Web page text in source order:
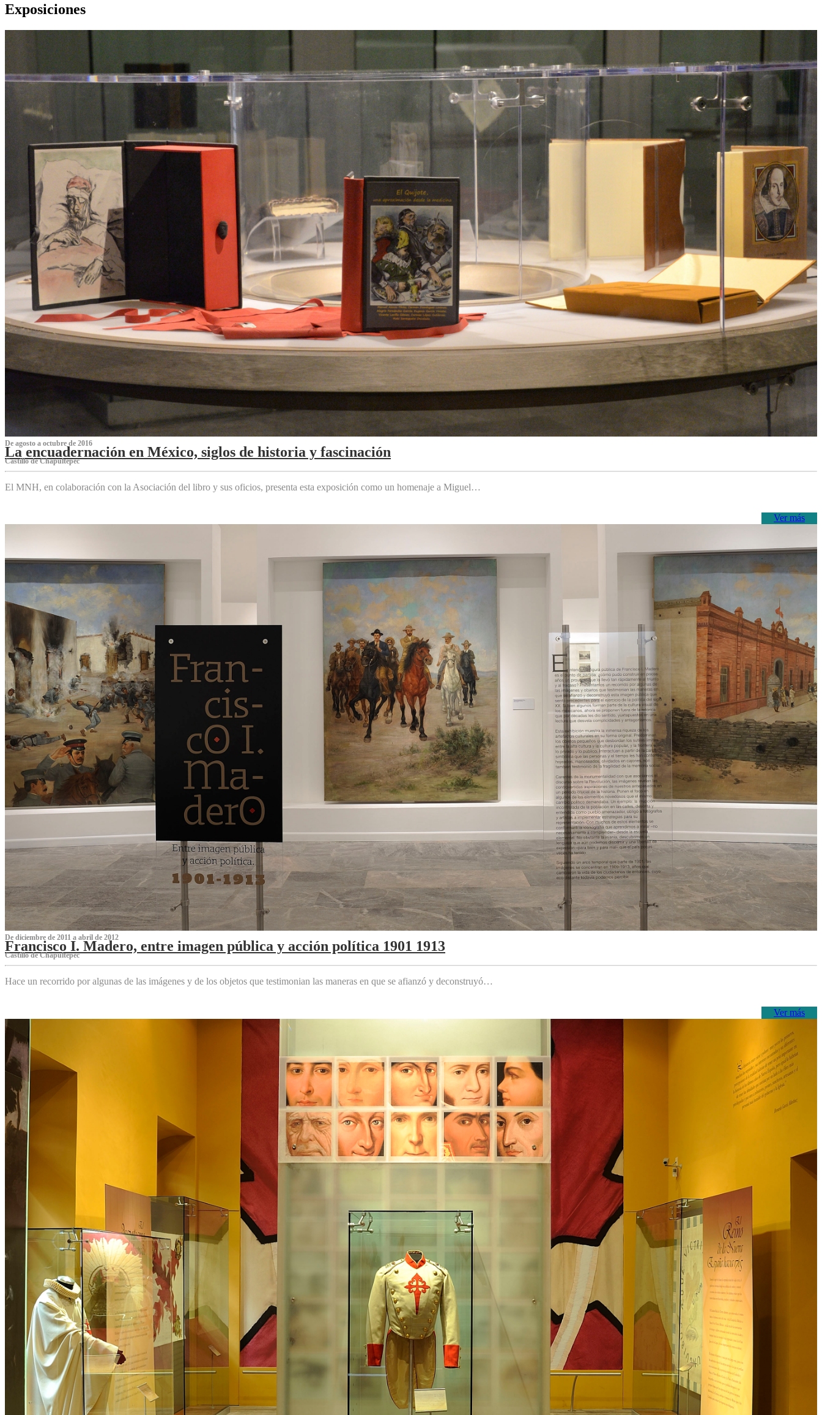
Exposiciones
De agosto a octubre de 2016
La encuadernación en México, siglos de historia y fascinación
Castillo de Chapultepec
El MNH, en colaboración con la Asociación del libro y sus oficios, presenta esta exposición como un homenaje a Miguel…
Ver más
De diciembre de 2011 a abril de 2012
Francisco I. Madero, entre imagen pública y acción política 1901 1913
Castillo de Chapultepec
Hace un recorrido por algunas de las imágenes y de los objetos que testimonian las maneras en que se afianzó y deconstruyó…
Ver más